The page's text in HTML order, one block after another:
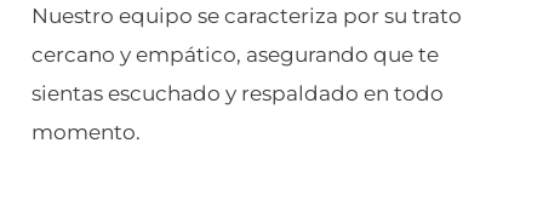
Nuestro equipo se caracteriza por su trato
cercano y empático, asegurando que te
sientas escuchado y respaldado en todo
momento.